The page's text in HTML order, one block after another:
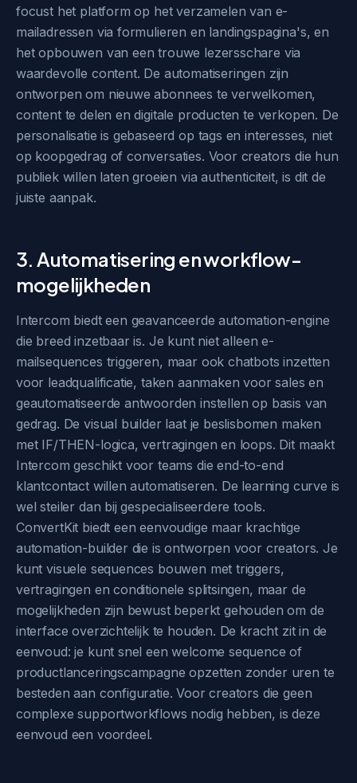
focust het platform op het verzamelen van e-
mailadressen via formulieren en landingspagina's, en
het opbouwen van een trouwe lezersschare via
waardevolle content. De automatiseringen zijn
ontworpen om nieuwe abonnees te verwelkomen,
content te delen en digitale producten te verkopen. De
personalisatie is gebaseerd op tags en interesses, niet
op koopgedrag of conversaties. Voor creators die hun
publiek willen laten groeien via authenticiteit, is dit de
juiste aanpak.
3. Automatisering en workflow-
mogelijkheden
Intercom biedt een geavanceerde automation-engine
die breed inzetbaar is. Je kunt niet alleen e-
mailsequences triggeren, maar ook chatbots inzetten
voor leadqualificatie, taken aanmaken voor sales en
geautomatiseerde antwoorden instellen op basis van
gedrag. De visual builder laat je beslisbomen maken
met IF/THEN-logica, vertragingen en loops. Dit maakt
Intercom geschikt voor teams die end-to-end
klantcontact willen automatiseren. De learning curve is
wel steiler dan bij gespecialiseerdere tools.
ConvertKit biedt een eenvoudige maar krachtige
automation-builder die is ontworpen voor creators. Je
kunt visuele sequences bouwen met triggers,
vertragingen en conditionele splitsingen, maar de
mogelijkheden zijn bewust beperkt gehouden om de
interface overzichtelijk te houden. De kracht zit in de
eenvoud: je kunt snel een welcome sequence of
productlanceringscampagne opzetten zonder uren te
besteden aan configuratie. Voor creators die geen
complexe supportworkflows nodig hebben, is deze
eenvoud een voordeel.